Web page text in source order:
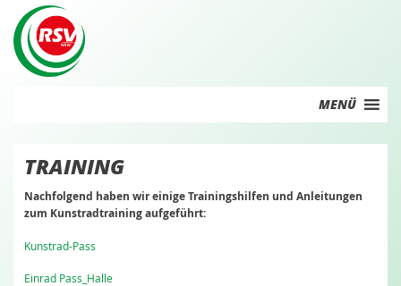
content
MENÜ
TRAINING
Nachfolgend haben wir einige Trainingshilfen und Anleitungen
zum Kunstradtraining aufgeführt:
Kunstrad-Pass
Einrad Pass_Halle